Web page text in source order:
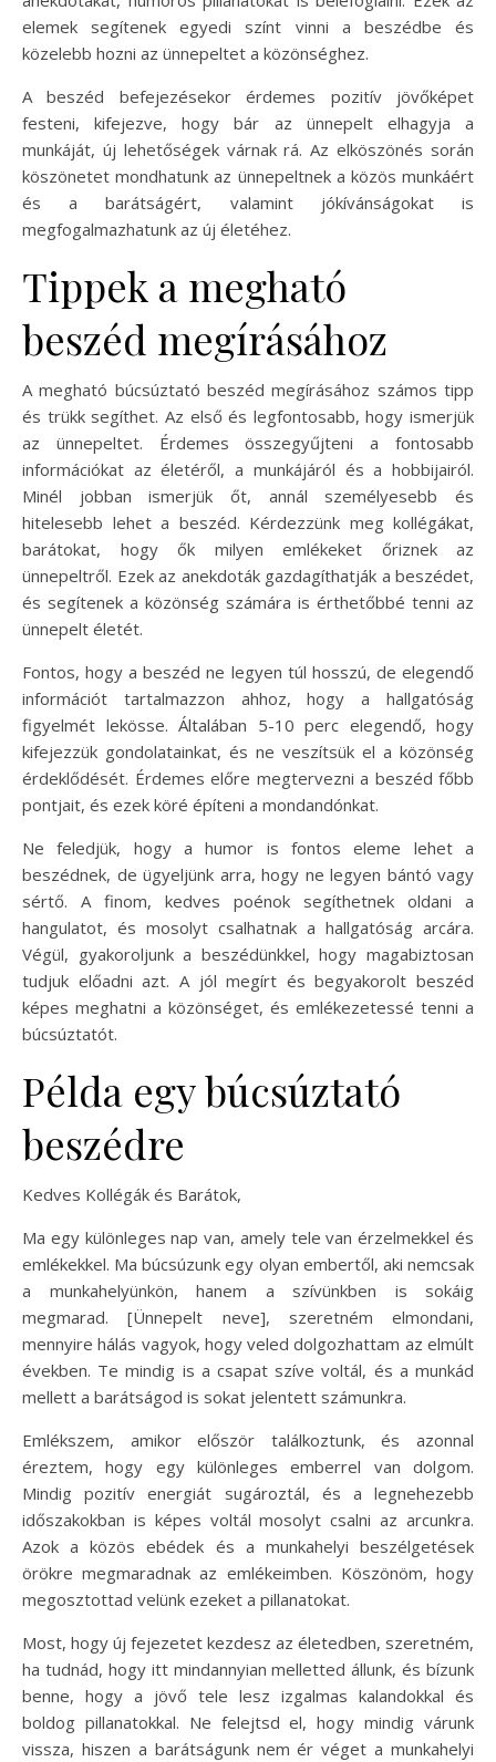
elemek segítenek egyedi színt vinni a beszédbe és
közelebb hozni az ünnepeltet a közönséghez.
A beszéd befejezésekor érdemes pozitív jövőképet
festeni, kifejezve, hogy bár az ünnepelt elhagyja a
munkáját, új lehetőségek várnak rá. Az elköszönés során
köszönetet mondhatunk az ünnepeltnek a közös munkáért
és a barátságért, valamint jókívánságokat is
megfogalmazhatunk az új életéhez.
Tippek a megható
beszéd megírásához
A megható búcsúztató beszéd megírásához számos tipp
és trükk segíthet. Az első és legfontosabb, hogy ismerjük
az ünnepeltet. Érdemes összegyűjteni a fontosabb
információkat az életéről, a munkájáról és a hobbijairól.
Minél jobban ismerjük őt, annál személyesebb és
hitelesebb lehet a beszéd. Kérdezzünk meg kollégákat,
barátokat, hogy ők milyen emlékeket őriznek az
ünnepeltről. Ezek az anekdoták gazdagíthatják a beszédet,
és segítenek a közönség számára is érthetőbbé tenni az
ünnepelt életét.
Fontos, hogy a beszéd ne legyen túl hosszú, de elegendő
információt tartalmazzon ahhoz, hogy a hallgatóság
figyelmét lekösse. Általában 5-10 perc elegendő, hogy
kifejezzük gondolatainkat, és ne veszítsük el a közönség
érdeklődését. Érdemes előre megtervezni a beszéd főbb
pontjait, és ezek köré építeni a mondandónkat.
Ne feledjük, hogy a humor is fontos eleme lehet a
beszédnek, de ügyeljünk arra, hogy ne legyen bántó vagy
sértő. A finom, kedves poénok segíthetnek oldani a
hangulatot, és mosolyt csalhatnak a hallgatóság arcára.
Végül, gyakoroljunk a beszédünkkel, hogy magabiztosan
tudjuk előadni azt. A jól megírt és begyakorolt beszéd
képes meghatni a közönséget, és emlékezetessé tenni a
búcsúztatót.
Példa egy búcsúztató
beszédre
Kedves Kollégák és Barátok,
Ma egy különleges nap van, amely tele van érzelmekkel és
emlékekkel. Ma búcsúzunk egy olyan embertől, aki nemcsak
a munkahelyünkön, hanem a szívünkben is sokáig
megmarad. [Ünnepelt neve], szeretném elmondani,
mennyire hálás vagyok, hogy veled dolgozhattam az elmúlt
években. Te mindig is a csapat szíve voltál, és a munkád
mellett a barátságod is sokat jelentett számunkra.
Emlékszem, amikor először találkoztunk, és azonnal
éreztem, hogy egy különleges emberrel van dolgom.
Mindig pozitív energiát sugároztál, és a legnehezebb
időszakokban is képes voltál mosolyt csalni az arcunkra.
Azok a közös ebédek és a munkahelyi beszélgetések
örökre megmaradnak az emlékeimben. Köszönöm, hogy
megosztottad velünk ezeket a pillanatokat.
Most, hogy új fejezetet kezdesz az életedben, szeretném,
ha tudnád, hogy itt mindannyian melletted állunk, és bízunk
benne, hogy a jövő tele lesz izgalmas kalandokkal és
boldog pillanatokkal. Ne felejtsd el, hogy mindig várunk
vissza, hiszen a barátságunk nem ér véget a munkahelyi